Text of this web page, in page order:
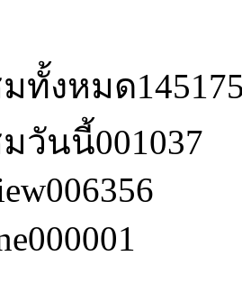
ทั้งหมด
มวันนี้001037
006356
000001